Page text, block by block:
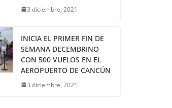
3 diciembre, 2021
INICIA EL PRIMER FIN DE
SEMANA DECEMBRINO
CON 500 VUELOS EN EL
AEROPUERTO DE CANCÚN
3 diciembre, 2021